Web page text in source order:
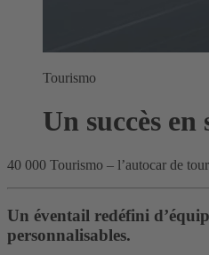
Tourismo
Un succès en
40 000 Tourismo – l’autocar de
Un éventail redéfini
personnalisables.